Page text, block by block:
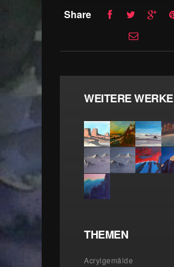
Share
WEITERE WERKE
THEMEN
Acrylgemälde